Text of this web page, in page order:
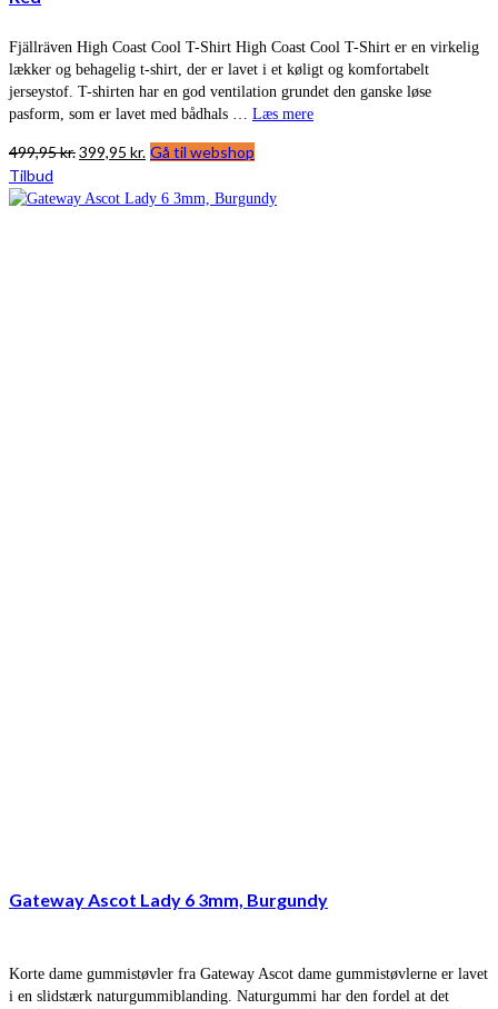
Fjällräven High Coast Cool T-Shirt High Coast Cool T-Shirt er en virkelig
lækker og behagelig t-shirt, der er lavet i et køligt og komfortabelt
jerseystof. T-shirten har en god ventilation grundet den ganske løse
pasform, som er lavet med bådhals … Læs mere
499,95kr.Den
pris
399,95 kr.Den
pris
Gå til webshop
Tilbud
Gateway Ascot Lady 6 3mm, Burgundy
Korte dame gummistøvler fra Gateway Ascot dame gummistøvlerne er lavet
i en slidstærk naturgummiblanding. Naturgummi har den fordel at det